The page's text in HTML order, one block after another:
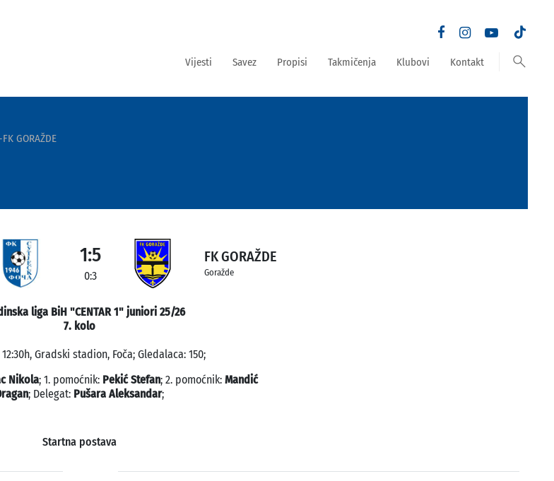
Vijesti Savez Propisi Takmičenja Klubovi Kontakt search
FK GORAŽDE
1:5
0:3
FK GORAŽDE
Goražde
liga BiH "CENTAR 1" juniori 25/26
7. kolo
12:30h, Gradski stadion, Foča; Gledalaca: 150;
Nikola; 1. pomoćnik: Pekić Stefan; 2. pomoćnik: Mandić
; Delegat: Pušara Aleksandar;
Startna postava